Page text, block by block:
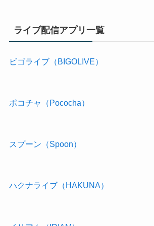
ライブ配信アプリ一覧
ビゴライブ（BIGOLIVE）
ポコチャ（Pococha）
スプーン（Spoon）
ハクナライブ（HAKUNA）